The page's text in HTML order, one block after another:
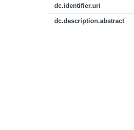
dc.identifier.uri
dc.description.abstract